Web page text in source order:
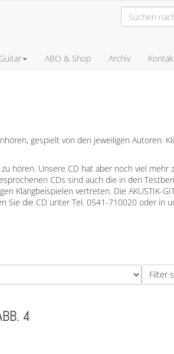
ABO & Shop Archiv
gespielt von den jeweiligen Autoren.
hören. Unsere CD hat aber noch viel mehr
CDs sind auch die in den
Klangbeispielen vertreten. Die AKUSTIK-
Sie die CD unter Tel. 0541-710020 oder in
4